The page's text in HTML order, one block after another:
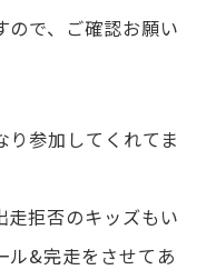
ので、ご確認お願い
参加してくれてま
走拒否のキッズもい
ル&完走をさせてあ